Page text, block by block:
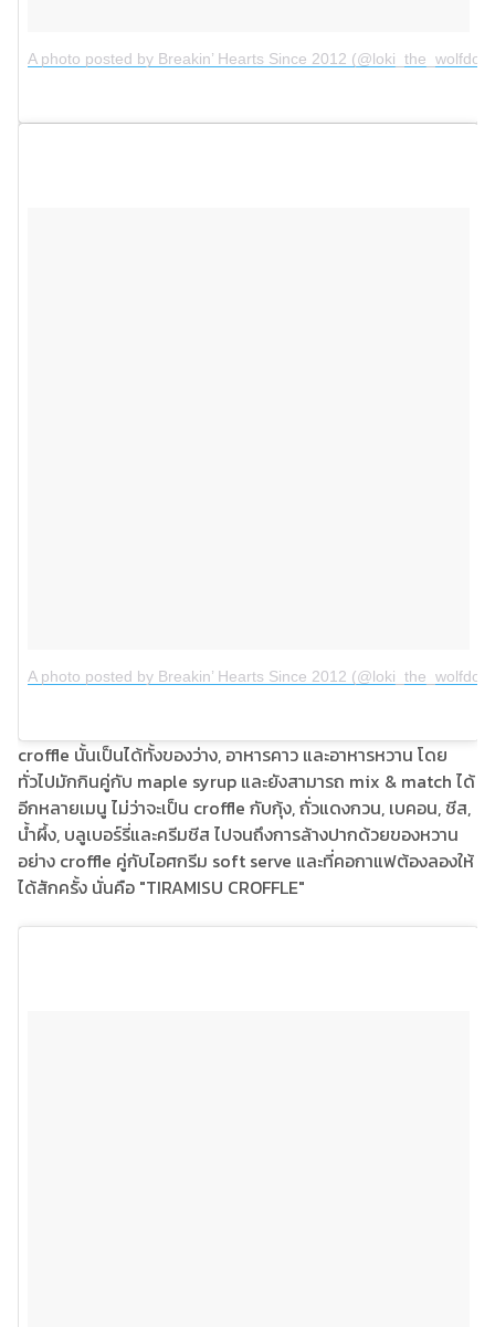
A photo posted by Breakin’ Hearts Since 2012 (@loki_the_wolfdog)
A photo posted by Breakin’ Hearts Since 2012 (@loki_the_wolfdog)
croffle นั้นเป็นได้ทั้งของว่าง, อาหารคาว และอาหารหวาน โดย
ทั่วไปมักกินคู่กับ maple syrup และยังสามารถ mix & match ได้
อีกหลายเมนู ไม่ว่าจะเป็น croffle กับกุ้ง, ถั่วแดงกวน, เบคอน, ชีส,
น้ำผึ้ง, บลูเบอร์รี่และครีมชีส ไปจนถึงการล้างปากด้วยของหวาน
อย่าง croffle คู่กับไอศกรีม soft serve และที่คอกาแฟต้องลองให้
ได้สักครั้ง นั่นคือ "TIRAMISU CROFFLE"